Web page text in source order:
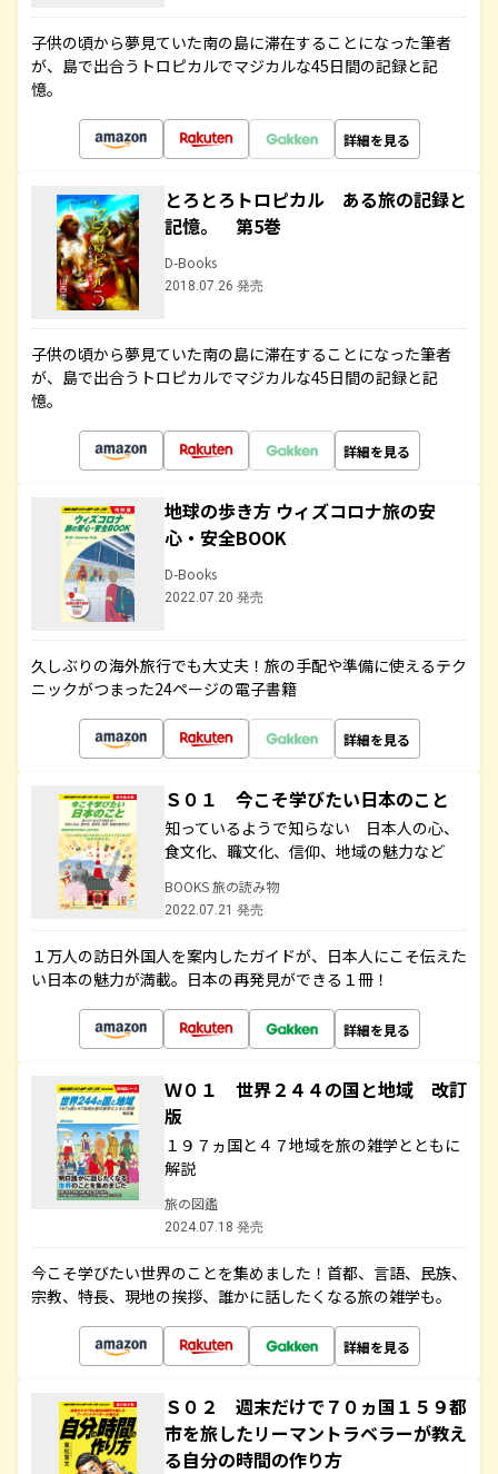
子供の頃から夢見ていた南の島に滞在することになった筆者
が、島で出合うトロピカルでマジカルな45日間の記録と記
憶。
詳細を見る
とろとろトロピカル ある旅の記録と
記憶。 第5巻
D-Books
2018.07.26 発売
子供の頃から夢見ていた南の島に滞在することになった筆者
が、島で出合うトロピカルでマジカルな45日間の記録と記
憶。
詳細を見る
地球の歩き方 ウィズコロナ旅の安
心・安全BOOK
D-Books
2022.07.20 発売
久しぶりの海外旅行でも大丈夫！旅の手配や準備に使えるテク
ニックがつまった24ページの電子書籍
詳細を見る
Ｓ０１ 今こそ学びたい日本のこと
知っているようで知らない 日本人の心、
食文化、職文化、信仰、地域の魅力など
BOOKS 旅の読み物
2022.07.21 発売
１万人の訪日外国人を案内したガイドが、日本人にこそ伝えた
い日本の魅力が満載。日本の再発見ができる１冊！
詳細を見る
Ｗ０１ 世界２４４の国と地域 改訂
版
１９７ヵ国と４７地域を旅の雑学とともに
解説
旅の図鑑
2024.07.18 発売
今こそ学びたい世界のことを集めました！首都、言語、民族、
宗教、特長、現地の挨拶、誰かに話したくなる旅の雑学も。
詳細を見る
Ｓ０２ 週末だけで７０ヵ国１５９都
市を旅したリーマントラベラーが教え
る自分の時間の作り方